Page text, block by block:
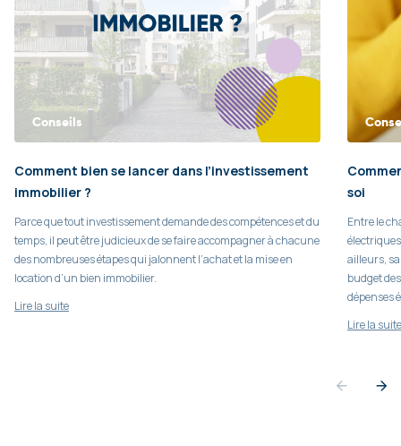
Conseils
Comment bien se lancer dans l’investissement
immobilier ?
Parce que tout investissement demande des compétences et du
temps, il peut être judicieux de se faire accompagner à chacune
des nombreuses étapes qui jalonnent l’achat et la mise en
location d’un bien immobilier.
Lire la suite
soi
Entre le
ailleurs,
budget
dépenses
Lire la suite